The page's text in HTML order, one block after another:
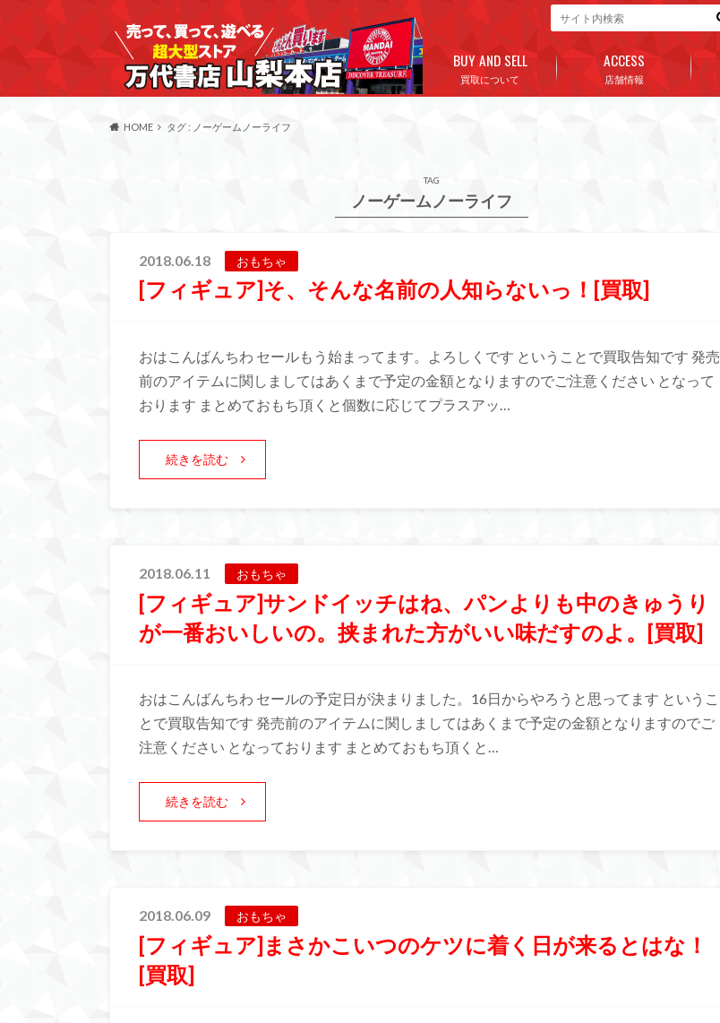
買取について
BUY AND SELL
店舗情報
ACCESS
HOME タグ : ノーゲームノーライフ
TAG
ノーゲームノーライフ
2018.06.18 おもちゃ
[フィギュア]そ、そんな名前の人知らないっ！[買取]
おはこんばんちわ セールもう始まってます。よろしくです ということで買取告知です 発売
前のアイテムに関しましてはあくまで予定の金額となりますのでご注意ください となって
おります まとめておもち頂くと個数に応じてプラスアッ…
続きを読む
2018.06.11 おもちゃ
[フィギュア]サンドイッチはね、パンよりも中のきゅうり
が一番おいしいの。挟まれた方がいい味だすのよ。[買取]
おはこんばんちわ セールの予定日が決まりました。16日からやろうと思ってます というこ
とで買取告知です 発売前のアイテムに関しましてはあくまで予定の金額となりますのでご
注意ください となっております まとめておもち頂くと…
続きを読む
2018.06.09 おもちゃ
[フィギュア]まさかこいつのケツに着く日が来るとはな！
[買取]